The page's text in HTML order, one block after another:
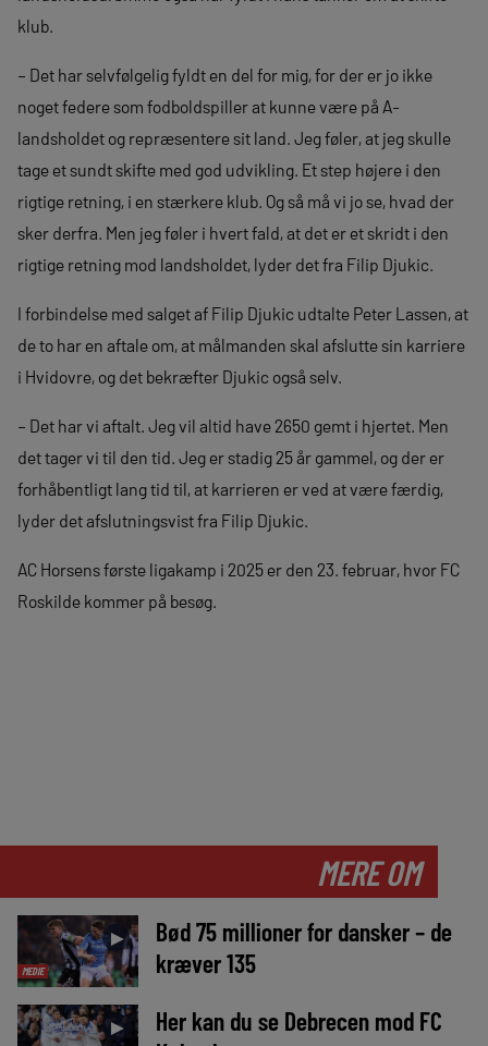
klub.
– Det har selvfølgelig fyldt en del for mig, for der er jo ikke
noget federe som fodboldspiller at kunne være på A-
landsholdet og repræsentere sit land. Jeg føler, at jeg skulle
tage et sundt skifte med god udvikling. Et step højere i den
rigtige retning, i en stærkere klub. Og så må vi jo se, hvad der
sker derfra. Men jeg føler i hvert fald, at det er et skridt i den
rigtige retning mod landsholdet, lyder det fra Filip Djukic.
I forbindelse med salget af Filip Djukic udtalte Peter Lassen, at
de to har en aftale om, at målmanden skal afslutte sin karriere
i Hvidovre, og det bekræfter Djukic også selv.
– Det har vi aftalt. Jeg vil altid have 2650 gemt i hjertet. Men
det tager vi til den tid. Jeg er stadig 25 år gammel, og der er
forhåbentligt lang tid til, at karrieren er ved at være færdig,
lyder det afslutningsvist fra Filip Djukic.
AC Horsens første ligakamp i 2025 er den 23. februar, hvor FC
Roskilde kommer på besøg.
MERE OM
MEDIE
►
Bød 75 millioner for dansker – de
kræver 135
►
Her kan du se Debrecen mod FC